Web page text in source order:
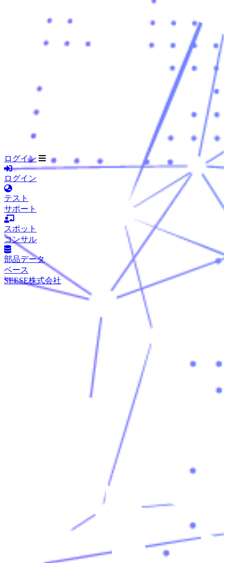
ログイン
ログイン
テスト
サポート
スポット
コンサル
部品データ
ベース
SEESE株式会社